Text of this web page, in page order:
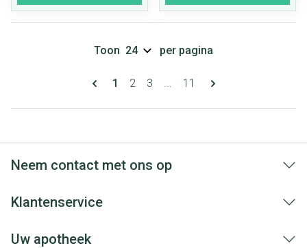
Pagina's
U lees momenteel pagina
1 Pagina
2 Pagina
3 ... Pagina
11
Toon per pagina
Neem contact met ons op
Klantenservice
Uw apotheek